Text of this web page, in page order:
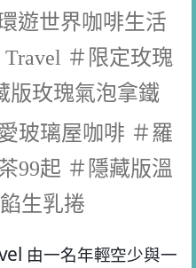
玻璃屋咖啡 ＃羅
99起 ＃隱藏版溫
生乳捲
由一名年輕空少與一